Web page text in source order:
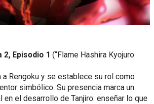
Episodio 1 (“Flame Hashira Kyojuro
a Rengoku y se establece su rol como
simbólico. Su presencia marca un
en el desarrollo de Tanjiro: enseñar lo que